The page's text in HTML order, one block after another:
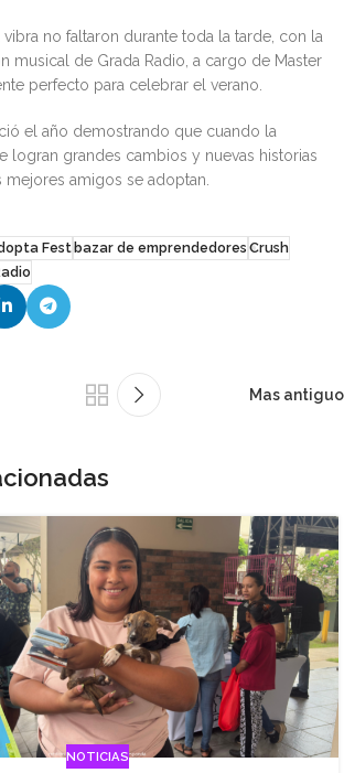
vibra no faltaron durante toda la tarde, con la
musical de Grada Radio, a cargo de Master
perfecto para celebrar el verano.
el año demostrando que cuando la
logran grandes cambios y nuevas historias
amigos se adoptan.
Fest bazar de emprendedores Crush
Mas antiguo
NOTICIAS